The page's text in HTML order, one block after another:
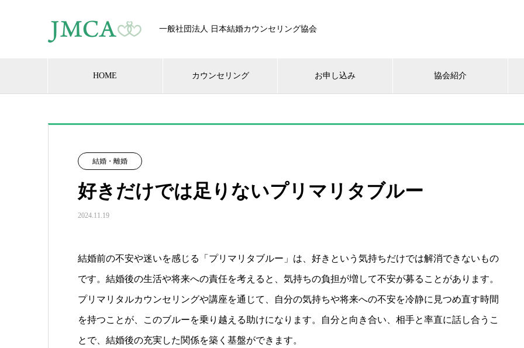
一般社団法人 日本結婚カウンセリング協会
HOME カウンセリング お申し込み 協会紹介
結婚・離婚
好きだけでは足りないプリマリタブルー
2024.11.19
結婚前の不安や迷いを感じる「プリマリタブルー」は、好きという気持ちだけでは解消できないもの
です。結婚後の生活や将来への責任を考えると、気持ちの負担が増して不安が募ることがあります。
プリマリタルカウンセリングや講座を通じて、自分の気持ちや将来への不安を冷静に見つめ直す時間
を持つことが、このブルーを乗り越える助けになります。自分と向き合い、相手と率直に話し合うこ
とで、結婚後の充実した関係を築く基盤ができます。